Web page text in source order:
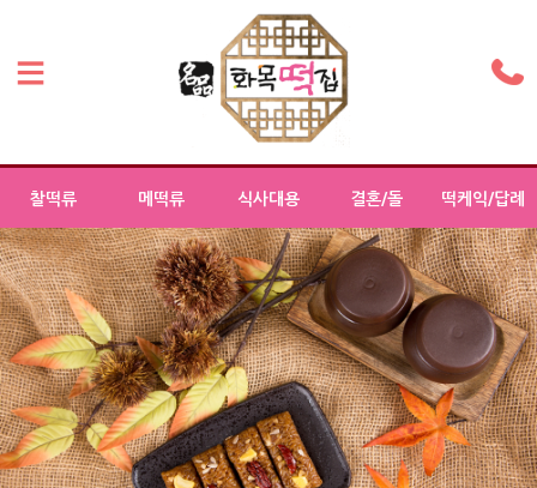
찰떡류 메떡류 식사대용 결혼/돌 떡케익/답례